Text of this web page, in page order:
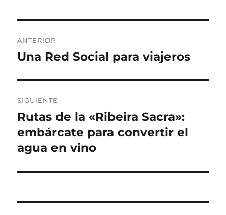
de
ANTERIOR
Entrada
Una Red Social para viajeros
SIGUIENTE
Entrada
siguiente:
Rutas de la «Ribeira Sacra»:
embárcate para convertir el
agua en vino